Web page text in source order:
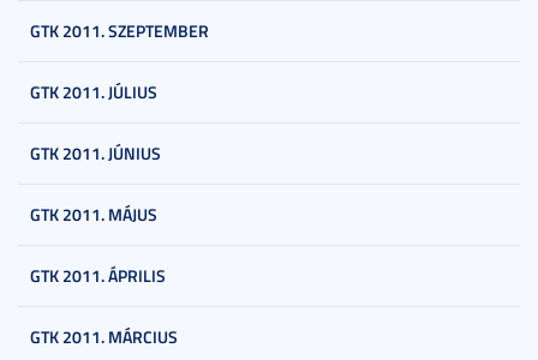
GTK 2011. SZEPTEMBER
GTK 2011. JÚLIUS
GTK 2011. JÚNIUS
GTK 2011. MÁJUS
GTK 2011. ÁPRILIS
GTK 2011. MÁRCIUS